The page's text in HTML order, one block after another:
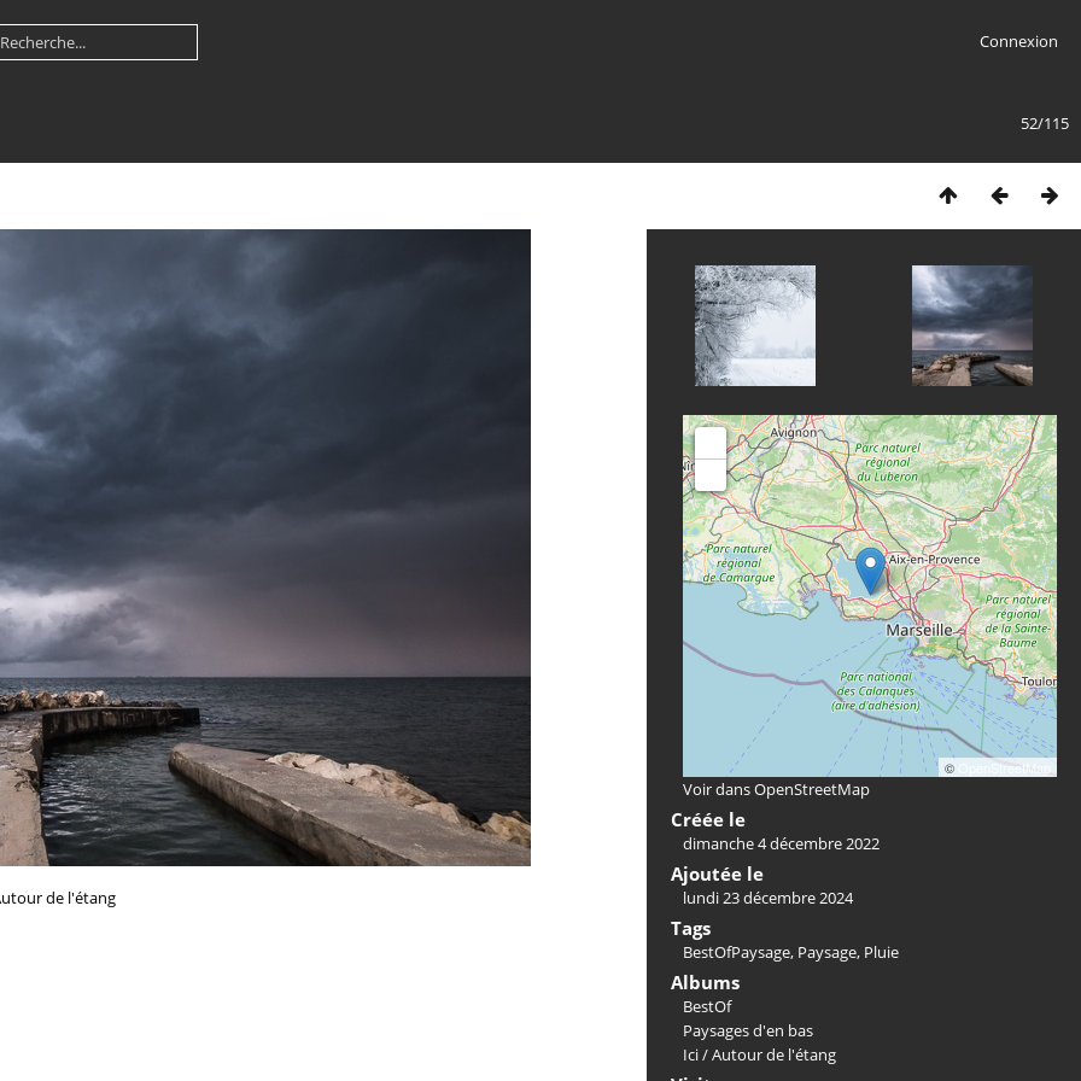
Connexion
52/115
de l'étang
© OpenStreetMap
Voir dans OpenStreetMap
Créée le
dimanche 4 décembre 2022
Ajoutée le
lundi 23 décembre 2024
Tags
BestOfPaysage, Paysage, Pluie
Albums
BestOf
Paysages d'en bas
Ici/Autour de l'étang